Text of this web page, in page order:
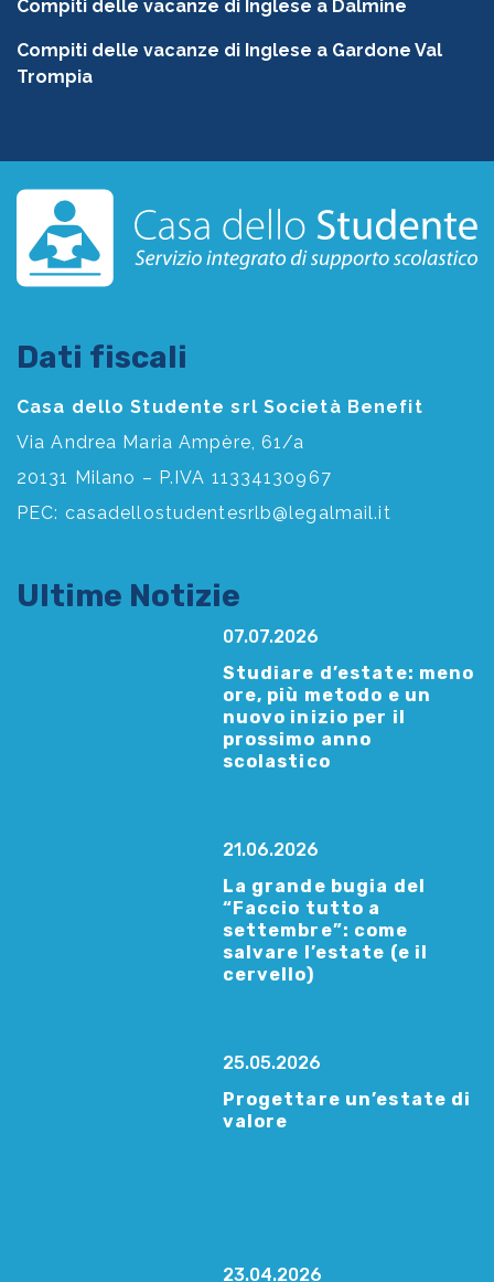
Compiti delle vacanze di Inglese a Dalmine
Compiti delle vacanze di Inglese a Gardone Val
Trompia
Dati fiscali
Casa dello Studente srl Società Benefit
Via Andrea Maria Ampère, 61/a
20131 Milano – P.IVA 11334130967
PEC: casadellostudentesrlb@legalmail.it
Ultime Notizie
07.07.2026
Studiare d’estate: meno
ore, più metodo e un
nuovo inizio per il
prossimo anno
scolastico
21.06.2026
La grande bugia del
“Faccio tutto a
settembre”: come
salvare l’estate (e il
cervello)
25.05.2026
Progettare un’estate di
valore
23.04.2026